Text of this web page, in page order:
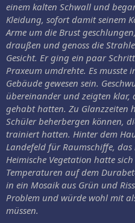
einem kalten Schwall und
Kleidung, sofort damit seinem
Arme um die Brust
draußen und genoss die
Gesicht. Er ging ein paar
Praxeum umdrehte. Es musste
Gebäude gewesen sein.
übereinander und zeigten klar,
gehabt hatten. Zu Glanzzeiten
Schüler beherbergen können,
trainiert hatten. Hinter dem
Landefeld für Raumschiffe,
Heimische Vegetation hatte
Temperaturen auf dem
in ein Mosaik aus Grün und
Problem und würde wohl mit
müssen.